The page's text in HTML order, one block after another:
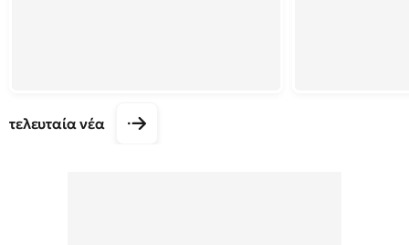
τελευταία νέα